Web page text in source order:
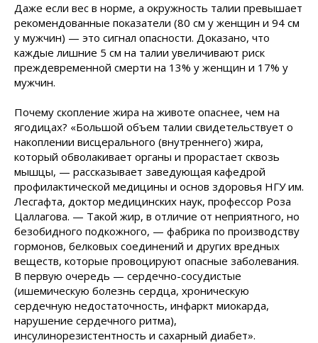
Даже если вес в норме, а окружность талии превышает
рекомендованные показатели (80 см у женщин и 94 см
у мужчин) — это сигнал опасности. Доказано, что
каждые лишние 5 см на талии увеличивают риск
преждевременной смерти на 13% у женщин и 17% у
мужчин.
Почему скопление жира на животе опаснее, чем на
ягодицах? «Большой объем талии свидетельствует о
накоплении висцерального (внутреннего) жира,
который обволакивает органы и прорастает сквозь
мышцы, — рассказывает заведующая кафедрой
профилактической медицины и основ здоровья НГУ им.
Лесгафта, доктор медицинских наук, профессор Роза
Цаллагова. — Такой жир, в отличие от неприятного, но
безобидного подкожного, — фабрика по производству
гормонов, белковых соединений и других вредных
веществ, которые провоцируют опасные заболевания.
В первую очередь — сердечно-сосудистые
(ишемическую болезнь сердца, хроническую
сердечную недостаточность, инфаркт миокарда,
нарушение сердечного ритма),
инсулинорезистентность и сахарный диабет».